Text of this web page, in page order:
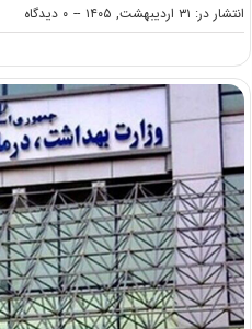
انتشار در: ۳۱ اردیبهشت, ۱۴۰۵ -- ۰ دیدگاه
on
اعلام
ارشد
کنکور
۱۴۰۵